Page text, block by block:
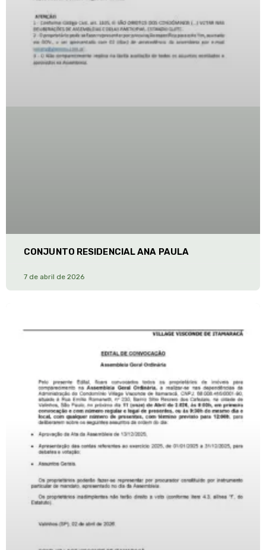
CONJUNTO RESIDENCIAL ANA PAULA
7 de abril de 2026